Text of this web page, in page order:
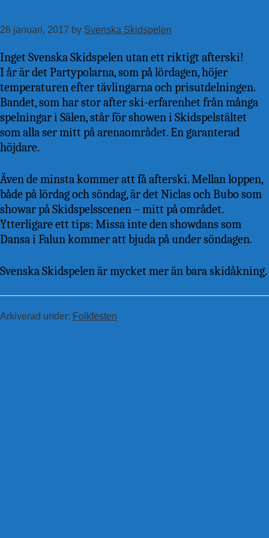
huvudinnehåll
26 januari, 2017 by Svenska Skidspelen
Inget Svenska Skidspelen utan ett riktigt afterski!
I år är det Partypolarna, som på lördagen, höjer
temperaturen efter tävlingarna och prisutdelningen.
Bandet, som har stor after ski-erfarenhet från många
spelningar i Sälen, står för showen i Skidspelstältet
som alla ser mitt på arenaområdet. En garanterad
höjdare.
Även de minsta kommer att få afterski. Mellan loppen,
både på lördag och söndag, är det Niclas och Bubo som
showar på Skidspelsscenen – mitt på området.
Ytterligare ett tips: Missa inte den showdans som
Dansa i Falun kommer att bjuda på under söndagen.
Svenska Skidspelen är mycket mer än bara skidåkning.
Arkiverad under: Folkfesten